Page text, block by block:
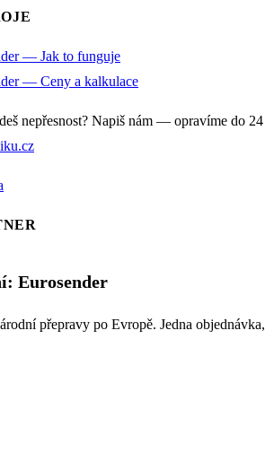
— Jak to funguje
— Ceny a kalkulace
nepřesnost? Napiš nám — opravíme do 24
Eurosender
přepravy po Evropě. Jedna objednávka,